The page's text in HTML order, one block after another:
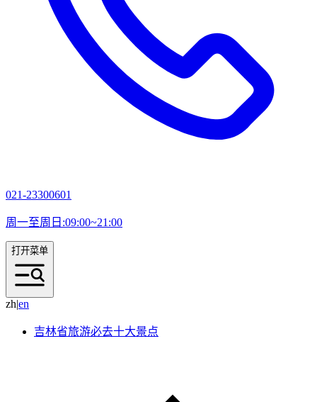
021-23300601
周一至周日:09:00~21:00
打开菜单
zh|en
吉林省旅游必去十大景点